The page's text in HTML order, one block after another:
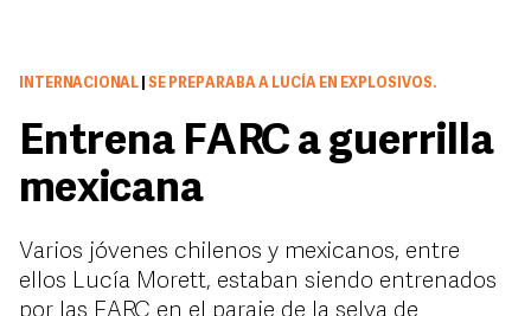
INTERNACIONAL SE PREPARABA A LUCÍA EN EXPLOSIVOS.
Entrena FARC a guerrilla
mexicana
Varios jóvenes chilenos y mexicanos, entre
ellos Lucía Morett, estaban siendo entrenados
por las FARC en el paraje de la selva de